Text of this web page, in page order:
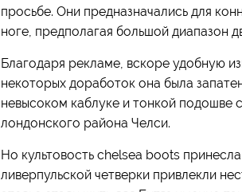
просьбе. Они предназначались для
ноге, предполагая большой диапазон
Благодаря рекламе, вскоре удобную
некоторых доработок она была
невысоком каблуке и тонкой подошве
лондонского района Челси.
Но культовость chelsea boots
ливерпульской четверки привлекли